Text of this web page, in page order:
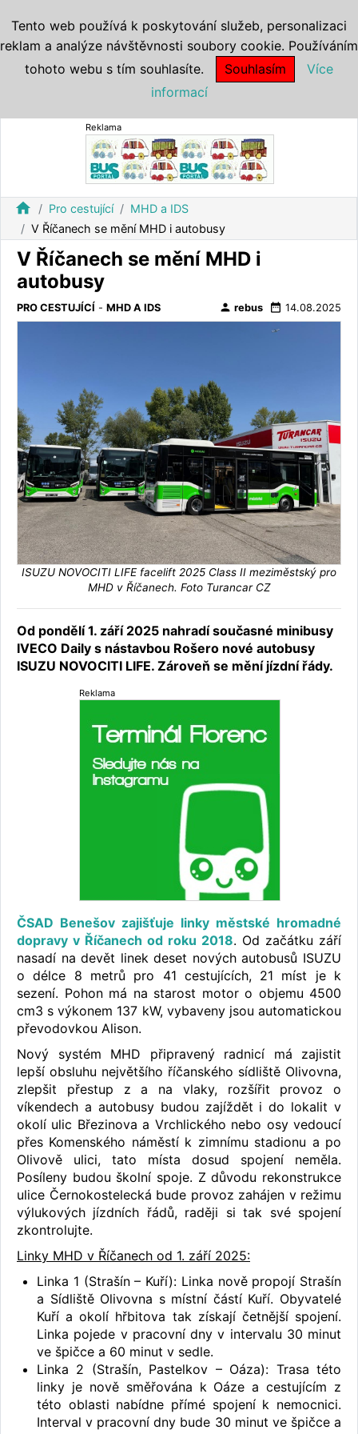
Reklama
home Pro cestující
MHD a IDS
V Říčanech se mění MHD i autobusy
V Říčanech se mění MHD i
autobusy
PRO CESTUJÍCÍ - MHD A IDS person rebus date_range 14.08.2025
ISUZU NOVOCITI LIFE facelift 2025 Class II meziměstský pro
MHD v Říčanech. Foto Turancar CZ
Od pondělí 1. září 2025 nahradí současné minibusy
IVECO Daily s nástavbou Rošero nové autobusy
ISUZU NOVOCITI LIFE. Zároveň se mění jízdní řády.
Reklama
ČSAD Benešov zajišťuje linky městské hromadné
dopravy v Říčanech od roku 2018. Od začátku září
nasadí na devět linek deset nových autobusů ISUZU
o délce 8 metrů pro 41 cestujících, 21 míst je k
sezení. Pohon má na starost motor o objemu 4500
cm3 s výkonem 137 kW, vybaveny jsou automatickou
převodovkou Alison.
Nový systém MHD připravený radnicí má zajistit
lepší obsluhu největšího říčanského sídliště Olivovna,
zlepšit přestup z a na vlaky, rozšířit provoz o
víkendech a autobusy budou zajíždět i do lokalit v
okolí ulic Březinova a Vrchlického nebo osy vedoucí
přes Komenského náměstí k zimnímu stadionu a po
Olivově ulici, tato místa dosud spojení neměla.
Posíleny budou školní spoje. Z důvodu rekonstrukce
ulice Černokostelecká bude provoz zahájen v režimu
výlukových jízdních řádů, raději si tak své spojení
zkontrolujte.
Linky MHD v Říčanech od 1. září 2025:
Linka 1 (Strašín – Kuří): Linka nově propojí Strašín
a Sídliště Olivovna s místní částí Kuří. Obyvatelé
Kuří a okolí hřbitova tak získají četnější spojení.
Linka pojede v pracovní dny v intervalu 30 minut
ve špičce a 60 minut v sedle.
Linka 2 (Strašín, Pastelkov – Oáza): Trasa této
linky je nově směřována k Oáze a cestujícím z
této oblasti nabídne přímé spojení k nemocnici.
Interval v pracovní dny bude 30 minut ve špičce a
Tento web používá k poskytování služeb, personalizaci
reklam a analýze návštěvnosti soubory cookie. Používáním
tohoto webu s tím souhlasíte.
Souhlasím
Více
informací